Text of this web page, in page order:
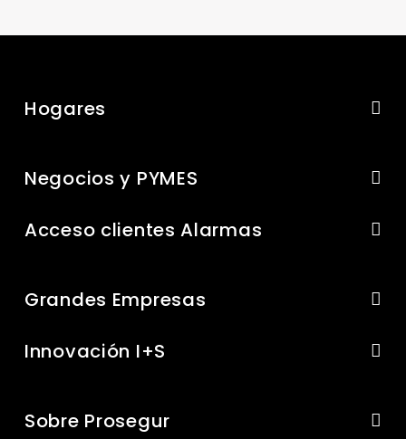
Hogares
Negocios y PYMES
Acceso clientes Alarmas
Grandes Empresas
Innovación I+S
Sobre Prosegur